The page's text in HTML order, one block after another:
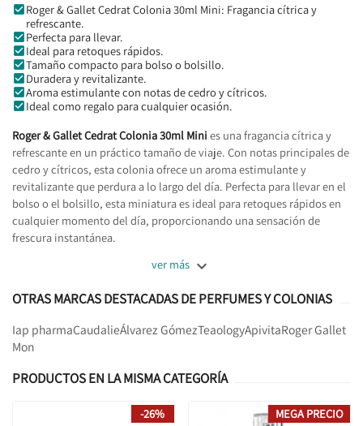
Roger & Gallet Cedrat Colonia 30ml Mini: Fragancia cítrica y
refrescante.
Perfecta para llevar.
Ideal para retoques rápidos.
Tamaño compacto para bolso o bolsillo.
Duradera y revitalizante.
Aroma estimulante con notas de cedro y cítricos.
Ideal como regalo para cualquier ocasión.
Roger & Gallet Cedrat Colonia 30ml Mini es una fragancia cítrica y
refrescante en un práctico tamaño de viaje. Con notas principales de
cedro y cítricos, esta colonia ofrece un aroma estimulante y
revitalizante que perdura a lo largo del día. Perfecta para llevar en el
bolso o el bolsillo, esta miniatura es ideal para retoques rápidos en
cualquier momento del día, proporcionando una sensación de
frescura instantánea.
ver más 
OTRAS MARCAS DESTACADAS DE PERFUMES Y COLONIAS
Iap pharmaCaudalieÁlvarez GómezTeaologyApivitaRoger Gallet
Mon
PRODUCTOS EN LA MISMA CATEGORÍA
-26% MEGA PRECIO